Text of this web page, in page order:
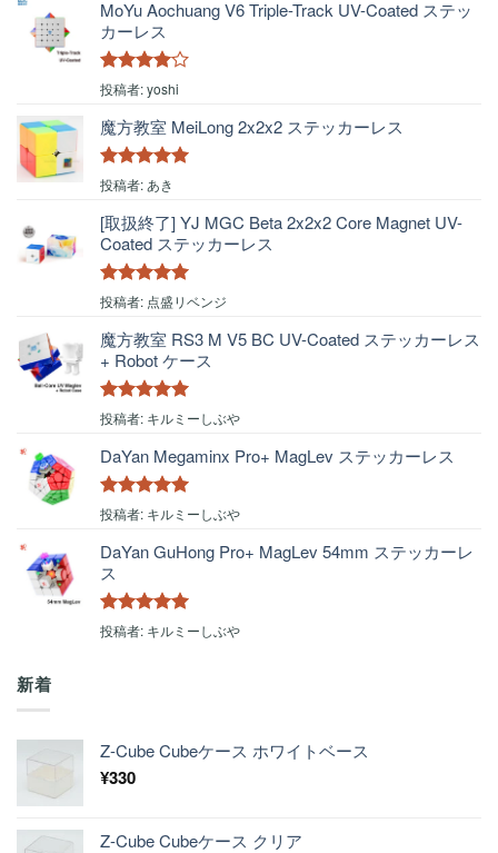
MoYu Aochuang V6 Triple-Track UV-Coated ステッ
カーレス
5段階中4
の評価
投稿者: yoshi
魔方教室 MeiLong 2x2x2 ステッカーレス
5段階中 5
投稿者: あき
[取扱終了] YJ MGC Beta 2x2x2 Core Magnet UV-
Coated ステッカーレス
5段階中5の
投稿者: 点盛リベンジ
魔方教室 RS3 M V5 BC UV-Coated ステッカーレス
+ Robot ケース
5段階中 5 の
投稿者: キルミーしぶや
DaYan Megaminx Pro+ MagLev ステッカーレス
5段階中 5 の
投稿者: キルミーしぶや
DaYan GuHong Pro+ MagLev 54mm ステッカーレ
ス
5段階中 5 の
投稿者: キルミーしぶや
新着
Z-Cube Cubeケース ホワイトベース
¥330
Z-Cube Cubeケース クリア